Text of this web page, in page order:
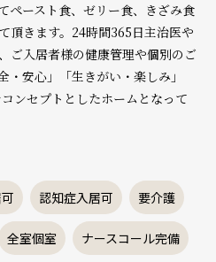
ペースト食、ゼリー食、きざみ食
頂きます。24時間365日主治医や
ご入居者様の健康管理や個別のご
安心」「生きがい・楽しみ」
ンセプトとしたホームとなって
認知症入居可 要介護
全室個室 ナースコール完備